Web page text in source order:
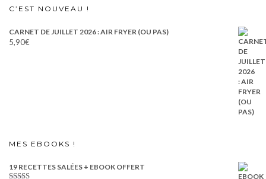
C’EST NOUVEAU !
CARNET DE JUILLET 2026 : AIR FRYER (OU PAS)
5,90€
MES EBOOKS !
19 RECETTES SALÉES + EBOOK OFFERT